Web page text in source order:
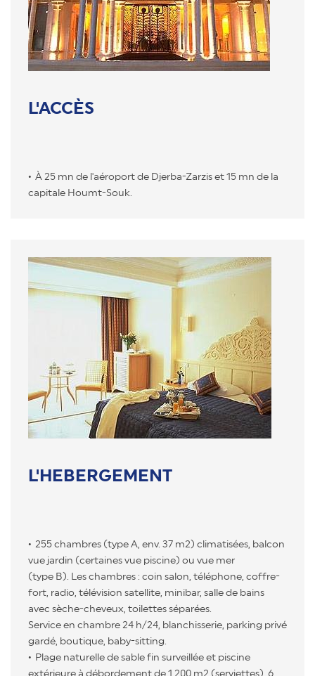
L'ACCÈS
À 25 mn de l'aéroport de Djerba-Zarzis et 15 mn de la
capitale Houmt-Souk.
L'HEBERGEMENT
255 chambres (type A, env. 37 m2) climatisées, balcon
vue jardin (certaines vue piscine) ou vue mer
(type B). Les chambres : coin salon, téléphone, coffre-
fort, radio, télévision satellite, minibar, salle de bains
avec sèche-cheveux, toilettes séparées.
Service en chambre 24 h/24, blanchisserie, parking privé
gardé, boutique, baby-sitting.
Plage naturelle de sable fin surveillée et piscine
extérieure à débordement de 1 200 m2 (serviettes), 6